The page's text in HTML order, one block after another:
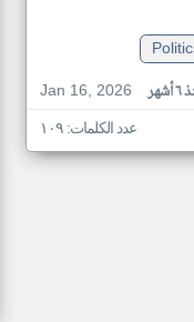
Jan 16, 2026
عدد الكلمات: ١٠٩